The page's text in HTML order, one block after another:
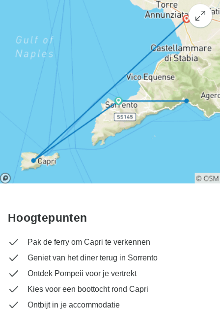
Hoogtepunten
Pak de ferry om Capri te verkennen
Geniet van het diner terug in Sorrento
Ontdek Pompeii voor je vertrekt
Kies voor een boottocht rond Capri
Ontbijt in je accommodatie